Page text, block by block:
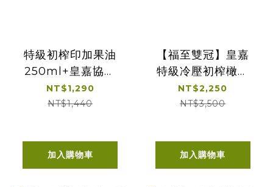
特級初榨印加果油
250ml+皇嘉協萃
雙韻冷壓初榨橄欖
100ml*2
NT$1,290
NT$1,440
加入購物車
【福至雙冠】皇嘉
特級冷壓初榨橄欖
油500ml 2入組
NT$2,250
NT$3,500
加入購物車